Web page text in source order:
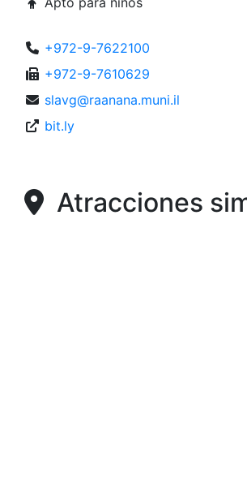
+972-9-7622100
+972-9-7610629
slavg@raanana.muni.il
bit.ly
Atracciones